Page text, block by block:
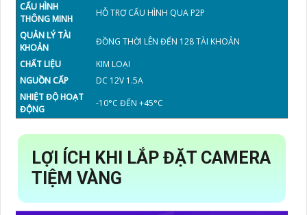
CẤU HÌNH
THÔNG MINH
HỖ TRỢ CẤU HÌNH QUA P2P
QUẢN LÝ TÀI
KHOẢN
ĐỒNG THỜI LÊN ĐẾN 128 TÀI KHOẢN
CHẤT LIỆU
KIM LOẠI
NGUỒN CẤP
DC 12V 1.5A
NHIỆT ĐỘ HOẠT
ĐỘNG
-10°C ĐẾN +45°C
LỢI ÍCH KHI LẮP ĐẶT CAMERA
TIỆM VÀNG